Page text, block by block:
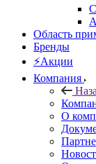
Область
Бренды
⚡Акции
Компания
О